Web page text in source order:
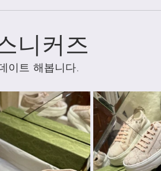
SAINT LAUENT
Shoes Scarfs Straps
니커즈
이트 해봅니다.